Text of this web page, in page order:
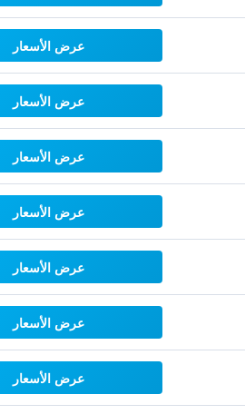
عرض الأسعار
عرض الأسعار
عرض الأسعار
عرض الأسعار
عرض الأسعار
عرض الأسعار
عرض الأسعار